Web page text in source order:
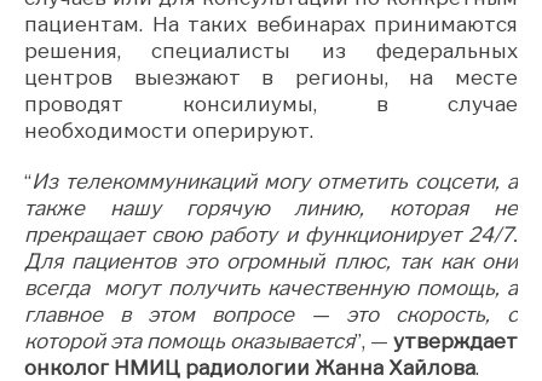
пациентам. На таких вебинарах принимаются
решения, специалисты из федеральных
центров выезжают в регионы, на месте
проводят консилиумы, в случае
необходимости оперируют.
“Из телекоммуникаций могу отметить соцсети, а
также нашу горячую линию, которая не
прекращает свою работу и функционирует 24/7.
Для пациентов это огромный плюс, так как они
всегда могут получить качественную помощь, а
главное в этом вопросе — это скорость, с
которой эта помощь оказывается”, — утверждает
онколог НМИЦ радиологии Жанна Хайлова.